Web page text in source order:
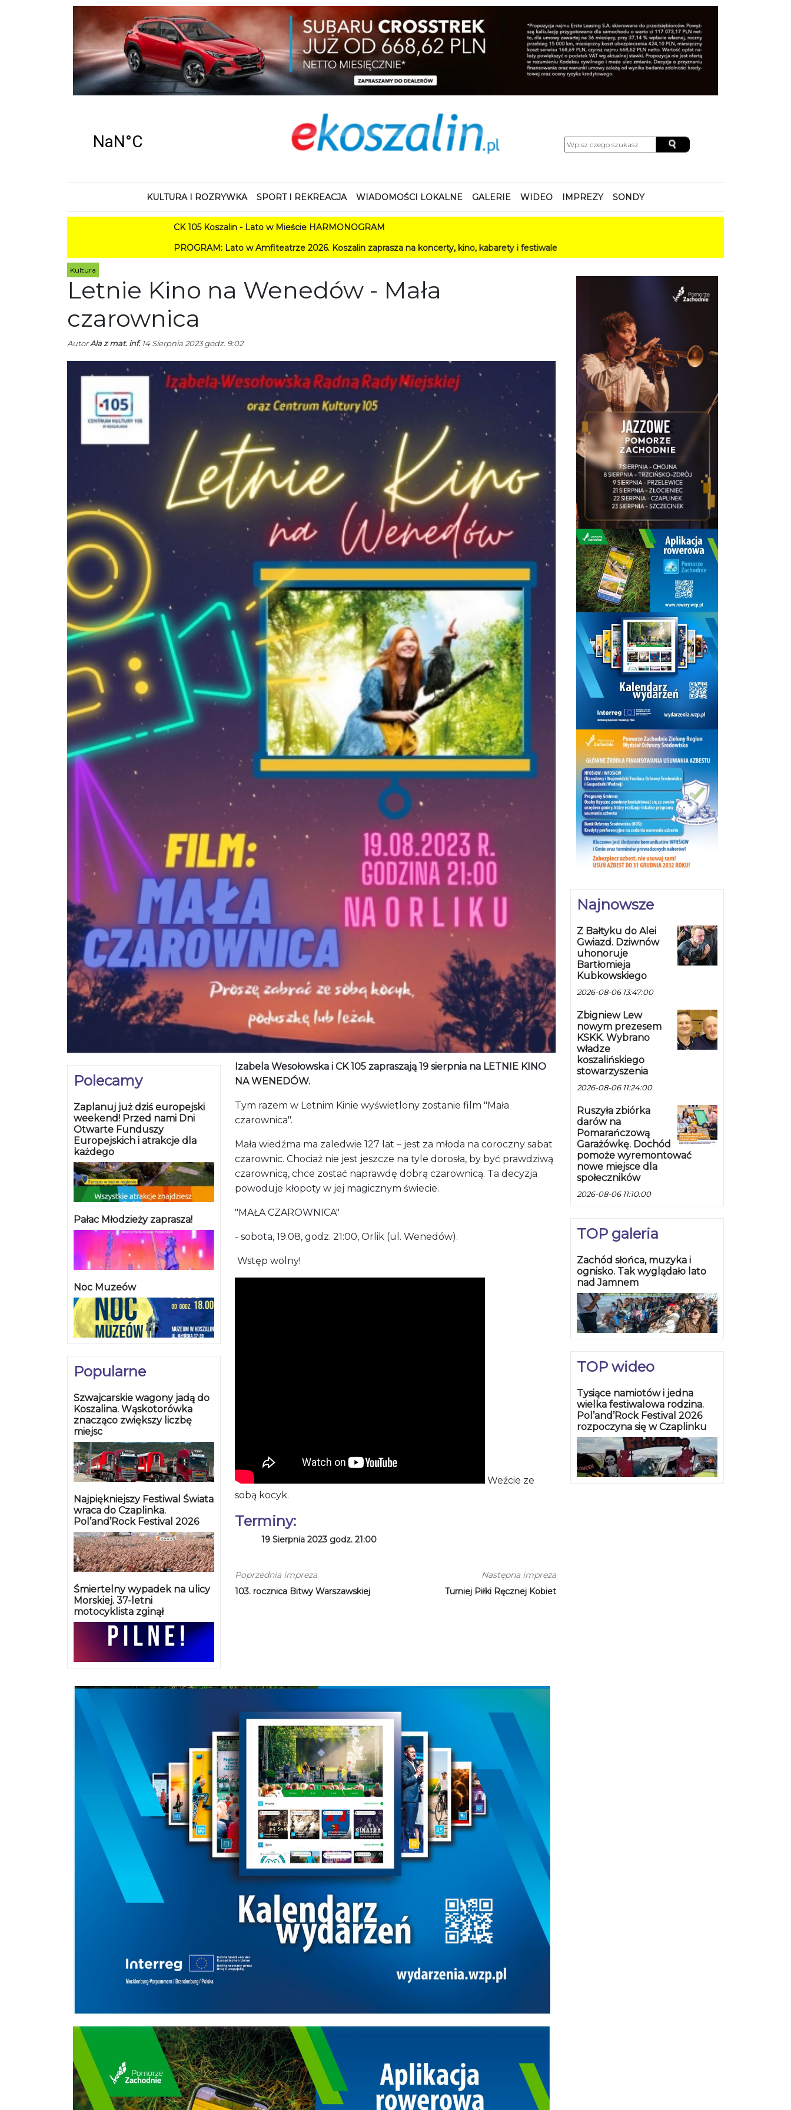
KULTURA I ROZRYWKA SPORT I REKREACJA WIADOMOŚCI LOKALNE GALERIE WIDEO IMPREZY SONDY
CK 105 Koszalin - Lato w Mieście HARMONOGRAM
PROGRAM: Lato w Amfiteatrze 2026. Koszalin zaprasza na koncerty, kino, kabarety i festiwale
Kultura
Letnie Kino na Wenedów - Mała
czarownica
AutorAla z mat. inf.14 Sierpnia 2023 godz. 9:02
Polecamy
Zaplanuj już dziś europejski
weekend! Przed nami Dni
Otwarte Funduszy
Europejskich i atrakcje dla
każdego
Pałac Młodzieży zaprasza!
Noc Muzeów
Popularne
Szwajcarskie wagony jadą do
Koszalina. Wąskotorówka
znacząco zwiększy liczbę
miejsc
Najpiękniejszy Festiwal Świata
wraca do Czaplinka.
Pol’and’Rock Festival 2026
Śmiertelny wypadek na ulicy
Morskiej. 37-letni
motocyklista zginął
Izabela Wesołowska i CK 105 zapraszają 19 sierpnia na LETNIE KINO
NA WENEDÓW.
Tym razem w Letnim Kinie wyświetlony zostanie film "Mała
czarownica".
Mała wiedźma ma zaledwie 127 lat – jest za młoda na coroczny sabat
czarownic. Chociaż nie jest jeszcze na tyle dorosła, by być prawdziwą
czarownicą, chce zostać naprawdę dobrą czarownicą. Ta decyzja
powoduje kłopoty w jej magicznym świecie.
"MAŁA CZAROWNICA"
- sobota, 19.08, godz. 21:00, Orlik (ul. Wenedów).
Wstęp wolny!
Weźcie ze
sobą kocyk.
Terminy:
19 Sierpnia 2023 godz. 21:00
Poprzednia impreza
103. rocznica Bitwy Warszawskiej
Następna impreza
Turniej Piłki Ręcznej Kobiet
Najnowsze
Z Bałtyku do Alei
Gwiazd. Dziwnów
uhonoruje
Bartłomieja
Kubkowskiego
2026-08-06 13:47:00
Zbigniew Lew
nowym prezesem
KSKK. Wybrano
władze
koszalińskiego
stowarzyszenia
2026-08-06 11:24:00
Ruszyła zbiórka
darów na
Pomarańczową
Garażówkę. Dochód
pomoże wyremontować
nowe miejsce dla
społeczników
2026-08-06 11:10:00
TOP galeria
Zachód słońca, muzyka i
ognisko. Tak wyglądało lato
nad Jamnem
TOP wideo
Tysiące namiotów i jedna
wielka festiwalowa rodzina.
Pol’and’Rock Festival 2026
rozpoczyna się w Czaplinku